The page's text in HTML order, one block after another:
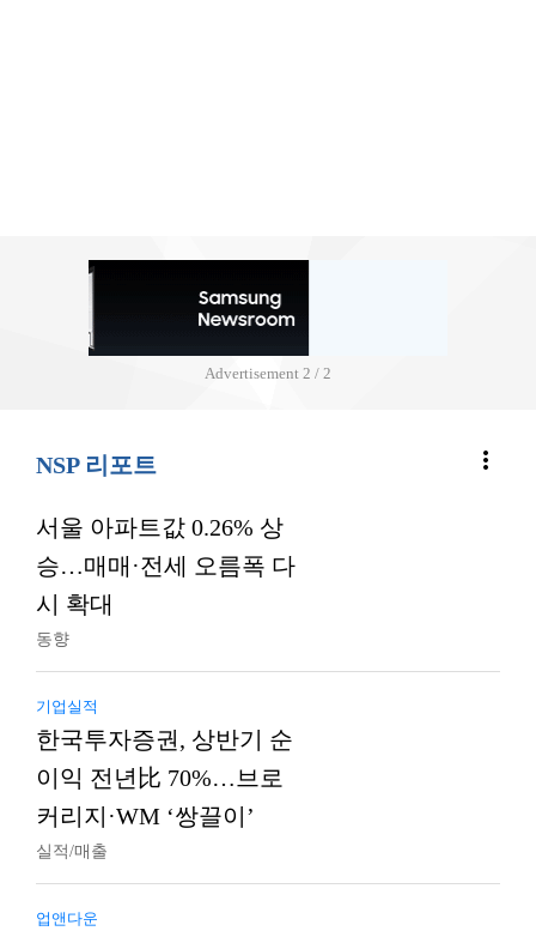
Advertisement 2 / 2
NSP 리포트 more_vert
서울 아파트값 0.26% 상
승…매매·전세 오름폭 다
시 확대
동향
기업실적
한국투자증권, 상반기 순
이익 전년比 70%…브로
커리지·WM ‘쌍끌이’
실적/매출
업앤다운